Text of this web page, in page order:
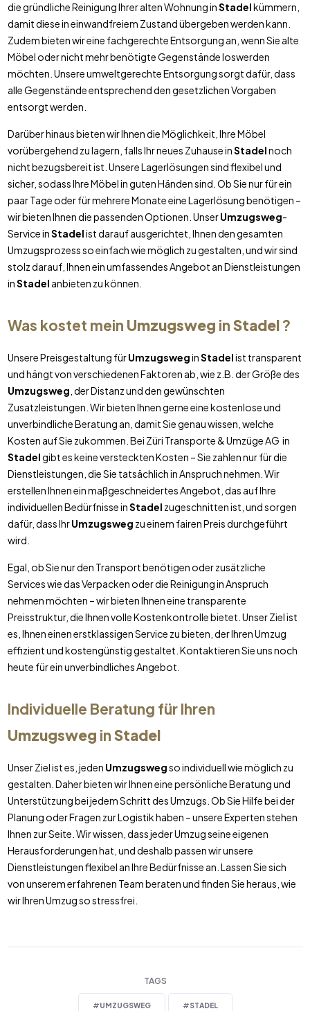
die gründliche Reinigung Ihrer alten Wohnung inStadelkümmern,
damit diese in einwandfreiem Zustand übergeben werden kann.
Zudem bieten wir eine fachgerechte Entsorgung an, wenn Sie alte
Möbel oder nicht mehr benötigte Gegenstände loswerden
möchten. Unsere umweltgerechte Entsorgung sorgt dafür, dass
alle Gegenstände entsprechend den gesetzlichen Vorgaben
entsorgt werden.
Darüber hinaus bieten wir Ihnen die Möglichkeit, Ihre Möbel
vorübergehend zu lagern, falls Ihr neues Zuhause inStadelnoch
nicht bezugsbereit ist. Unsere Lagerlösungen sind flexibel und
sicher, sodass Ihre Möbel in guten Händen sind. Ob Sie nur für ein
paar Tage oder für mehrere Monate eine Lagerlösung benötigen –
wir bieten Ihnen die passenden Optionen. UnserUmzugsweg-
Service inStadelist darauf ausgerichtet, Ihnen den gesamten
Umzugsprozess so einfach wie möglich zu gestalten, und wir sind
stolz darauf, Ihnen ein umfassendes Angebot an Dienstleistungen
inStadel anbieten zu können.
Was kostet mein Umzugsweg inStadel?
Unsere Preisgestaltung fürUmzugsweginStadelist transparent
und hängt von verschiedenen Faktoren ab, wie z.B. der Größe des
Umzugsweg , der Distanz und den gewünschten
Zusatzleistungen. Wir bieten Ihnen gerne eine kostenlose und
unverbindliche Beratung an, damit Sie genau wissen, welche
Kosten auf Sie zukommen. Bei Züri Transporte & Umzüge AG in
Stadelgibt es keine versteckten Kosten – Sie zahlen nur für die
Dienstleistungen, die Sie tatsächlich in Anspruch nehmen. Wir
erstellen Ihnen ein maßgeschneidertes Angebot, das auf Ihre
individuellen Bedürfnisse inStadel zugeschnitten ist, und sorgen
dafür, dass IhrUmzugsweg zu einem fairen Preis durchgeführt
wird.
Egal, ob Sie nur den Transport benötigen oder zusätzliche
Services wie das Verpacken oder die Reinigung in Anspruch
nehmen möchten – wir bieten Ihnen eine transparente
Preisstruktur, die Ihnen volle Kostenkontrolle bietet. Unser Ziel ist
es, Ihnen einen erstklassigen Service zu bieten, der Ihren Umzug
effizient und kostengünstig gestaltet. Kontaktieren Sie uns noch
heute für ein unverbindliches Angebot.
Individuelle Beratung für Ihren
Umzugsweg inStadel
Unser Ziel ist es, jeden Umzugswegso individuell wie möglich zu
gestalten. Daher bieten wir Ihnen eine persönliche Beratung und
Unterstützung bei jedem Schritt des Umzugs. Ob Sie Hilfe bei der
Planung oder Fragen zur Logistik haben – unsere Experten stehen
Ihnen zur Seite. Wir wissen, dass jeder Umzug seine eigenen
Herausforderungen hat, und deshalb passen wir unsere
Dienstleistungen flexibel an Ihre Bedürfnisse an. Lassen Sie sich
von unserem erfahrenen Team beraten und finden Sie heraus, wie
wir Ihren Umzug so stressfrei.
TAGS
#UMZUGSWEG #STADEL